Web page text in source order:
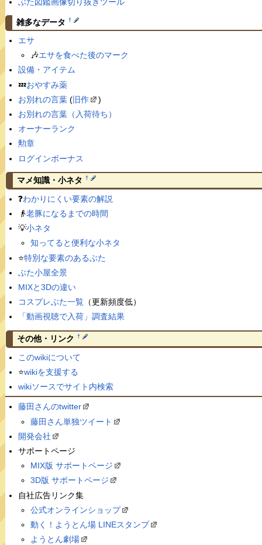
雑多なデータ †
エサ
🎶エサを食べた後のマーク
設備・アイテム
💤おやすみ薬
お別れの言葉(旧作
)
お別れの言葉（入荷待ち）
オーナーランク
勲章
ログインボーナス
マメ知識・小ネタ †
❓わかりにくい要素の解説
👴老豚になるまでの時間
💡小ネタ
知ってると便利な小ネタ
⭐️特別な要素のあるぶた
ぶた小屋全景
MIXと3Dの違い
コスプレぶた一覧（更新頻度低）
「動画視聴で入荷」調査結果
その他・リンク †
このwikiについて
⭐️wikiを支援する
wikiソースでサイト内検索
藤田さんのtwitter
藤田さん単独ツイート
開発会社
サポートページ
MIX版 サポートページ
3D版 サポートページ
自社広告リンク集
公式オンラインショップ
動く！ようとん場 LINEスタンプ
ようとん劇場